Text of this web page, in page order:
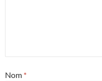
Nom *